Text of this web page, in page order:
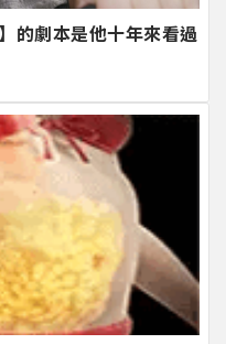
的劇本是他十年來看過